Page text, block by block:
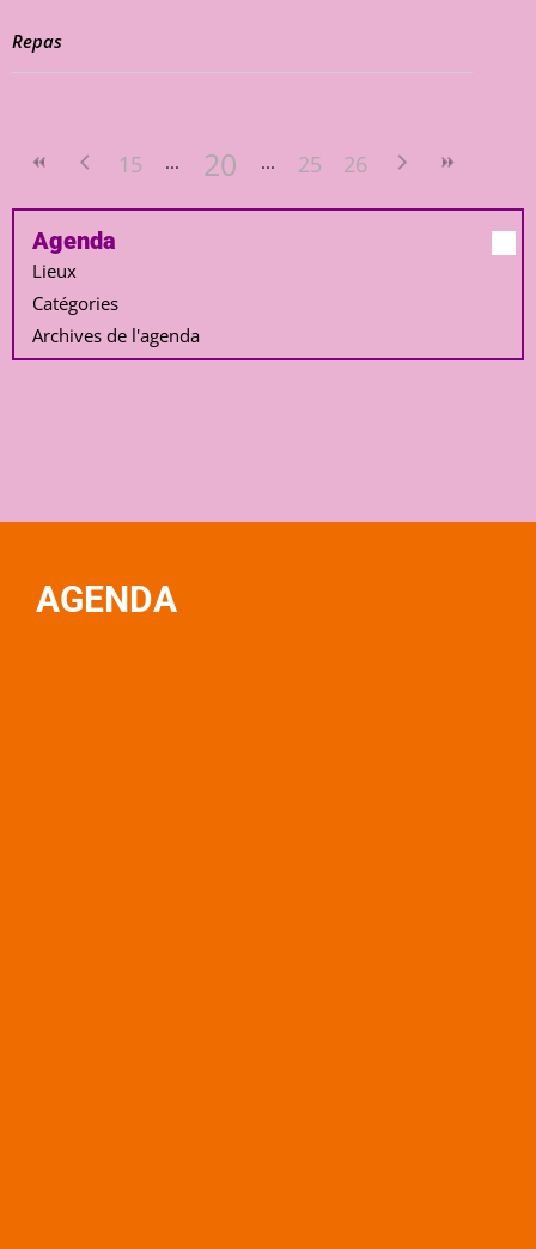
Repas
15 20 25 26
Agenda
Lieux
Catégories
Archives de l'agenda
AGENDA